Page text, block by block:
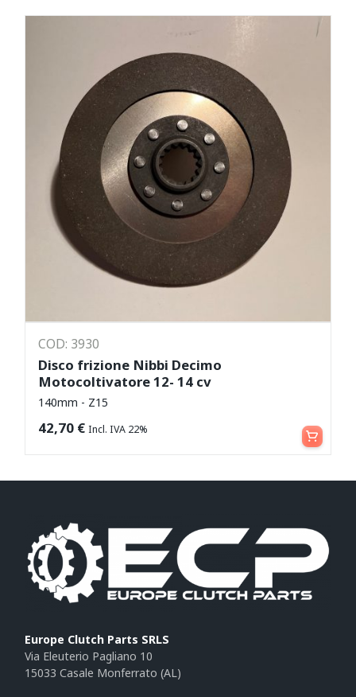
COD: 3930
Disco frizione Nibbi Decimo
Motocoltivatore 12- 14 cv
140mm - Z15
42,70 € Incl. IVA 22% Leggi tutto
Europe Clutch Parts SRLS
Via Eleuterio Pagliano 10
15033 Casale Monferrato (AL)